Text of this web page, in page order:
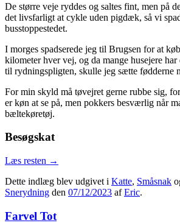
De større veje ryddes og saltes fint, men på
det livsfarligt at cykle uden pigdæk, så vi
busstoppestedet.
I morges spadserede jeg til Brugsen for at
kilometer hver vej, og da mange husejere
til rydningspligten, skulle jeg sætte fødderne
For min skyld må tøvejret gerne rubbe sig,
er køn at se på, men pokkers besværlig når
bæltekøretøj.
Besøgskat
Læs resten →
Dette indlæg blev udgivet i Katte, Småsnak
Snerydning den 07/12/2023 afEric.
Farvel Tot